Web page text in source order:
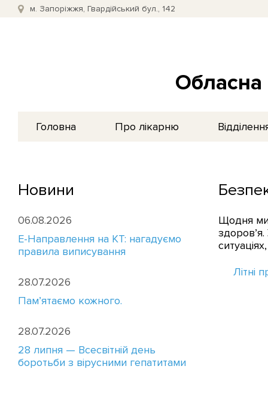
м. Запоріжжя, Гвардійський бул., 142
Обласна
Головна Про лікарню
Новини
06.08.2026
E-Направлення на КТ: нагадуємо
правила виписування
28.07.2026
Пам’ятаємо кожного.
28.07.2026
28 липня — Всесвітній день
боротьби з вірусними гепатитами
Щодня ми
Літні